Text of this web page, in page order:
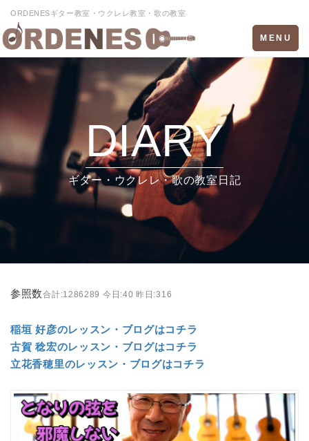
ORDENESギター教室・ウクレレ教室・歌の教室
Toggle
navigation
MENU
DIARY
ギター・ウクレレ・歌の教室日記
参照数合計:1286289 今日:40 昨日:316
稲垣 好彦のレッスン・ブログはコチラ
古賀 稔宏のレッスン・ブログはコチラ
立花香穂里のレッスン・ブログはコチラ